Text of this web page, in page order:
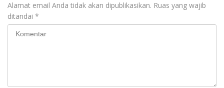
Alamat email Anda tidak akan dipublikasikan. Ruas yang wajib
ditandai *